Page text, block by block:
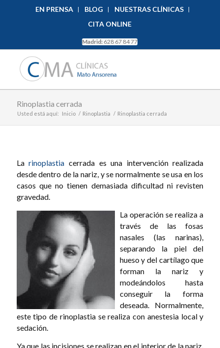
EN PRENSA BLOG
NUESTRAS CLÍNICAS
CITA ONLINE
Madrid: 628 67 84 77
Rinoplastia cerrada
Usted está aquí: Inicio / Rinoplastia / Rinoplastia cerrada
Larinoplastia cerrada es una intervención realizada
desde dentro de la nariz, y se normalmente se usa en los
casos que no tienen demasiada dificultad ni revisten
gravedad.
La operación se realiza a
través de las fosas
nasales (las narinas),
separando la piel del
hueso y del cartílago que
forman la nariz y
modeándolos hasta
conseguir la forma
deseada. Normalmente,
este tipo de rinoplastia se realiza con anestesia local y
sedación.
Ya que las incisiones se realizan en el interior de la nariz,